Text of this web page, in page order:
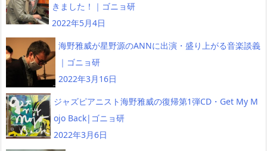
きました！｜ゴニョ研
2022年5月4日
海野雅威が星野源のANNに出演・盛り上がる音楽談義
｜ゴニョ研
2022年3月16日
ジャズピアニスト海野雅威の復帰第1弾CD・Get My M
ojo Back|ゴニョ研
2022年3月6日